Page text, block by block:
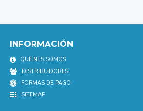
INFORMACIÓN
QUIÉNES SOMOS
DISTRIBUIDORES
FORMAS DE PAGO
SITEMAP